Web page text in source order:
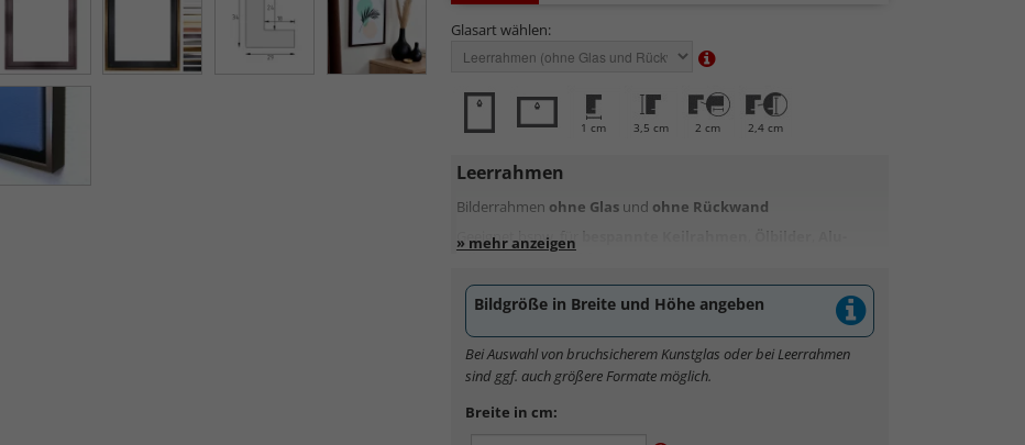
Glasart wählen:
1 cm 3,5 cm 2 cm 2,4 cm
Leerrahmen
Bilderrahmen ohne Glasund ohne Rückwand
Geeignet bspw. für
Kaschierungen
Bildgröße in Breite und Höhe angeben
Bei Auswahl von bruchsicherem Kunstglas oder bei Leerrahmen
sind ggf. auch größere Formate möglich.
Breite in cm: